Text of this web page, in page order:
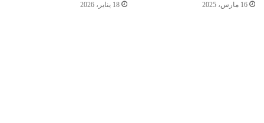
16 مارس، 2025 18 يناير، 2026